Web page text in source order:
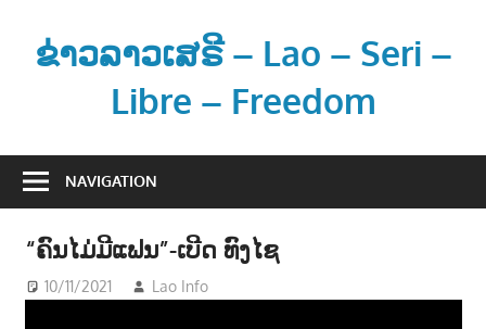
contentຂ່າວລາວເສຣີ – Lao – Seri –
Libre – Freedom
າ
ະ
NAVIGATION
“ຄົນໄມ່ມີແຟນ”-ເບີດ ທົງໄຊ
10/11/2021 Lao Info